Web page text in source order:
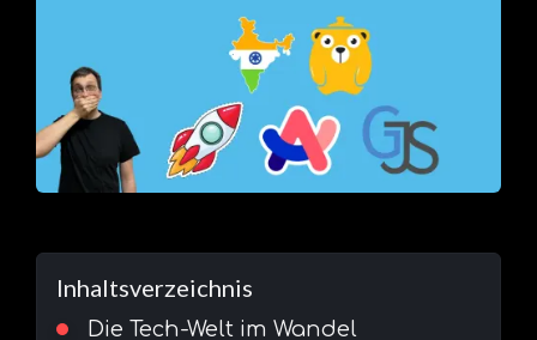
Inhaltsverzeichnis
Die Tech-Welt im Wandel